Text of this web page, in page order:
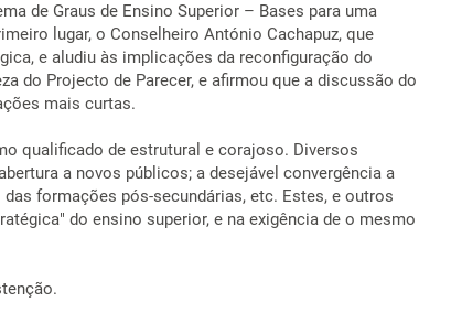
de Graus de Ensino Superior – Bases para uma
lugar, o Conselheiro António Cachapuz, que
e aludiu às implicações da reconfiguração do
do Projecto de Parecer, e afirmou que a discussão do
mais curtas.
qualificado de estrutural e corajoso. Diversos
a novos públicos; a desejável convergência a
formações pós-secundárias, etc. Estes, e outros
do ensino superior, e na exigência de o mesmo